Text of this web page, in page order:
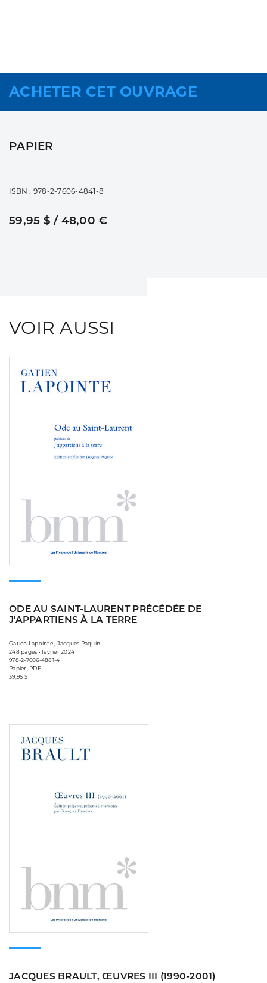
ACHETER CET OUVRAGE
PAPIER
ISBN : 978-2-7606-4841-8
59,95 $ / 48,00 €
VOIR AUSSI
ODE AU SAINT-LAURENT PRÉCÉDÉE DE
J'APPARTIENS À LA TERRE
Gatien Lapointe , Jacques Paquin
248 pages • février 2024
978-2-7606-4881-4
Papier, PDF
39,95 $
JACQUES BRAULT, ŒUVRES III (1990-2001)